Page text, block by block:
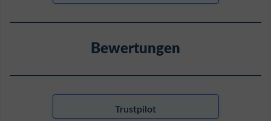
Bewertungen
Trustpilot